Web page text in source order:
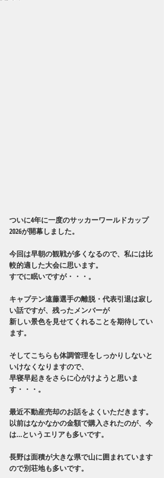
ついに4年に一度のサッカーワールドカップ
2026が開幕しました。
今回は早朝の観戦が多くなるので、私には比
較的適した大会に思います。
すでに眠いですが・・・。
キャプテン遠藤選手の離脱・代表引退は寂し
い話ですが、残ったメンバーが
新しい景色を見せてくれることを期待してい
ます。
そしてこちらも体調管理をしっかりしないと
いけなくなりますので、
早寝早起きをさらに心がけようと思いま
す・・・。
最近不動産売却のお話をよくいただきます。
以前はなかなかの金額で購入されたのが、今
は…というエリアも多いです。
長野は面積が大きな県で山に囲まれています
ので別荘地も多いです。